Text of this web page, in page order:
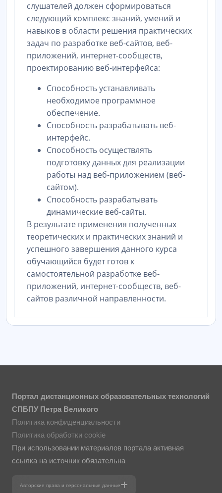
слушателей должен сформироваться
следующий комплекс знаний, умений и
навыков в области решения практических
задач по разработке веб-сайтов, веб-
приложений, интернет-сообществ,
проектированию веб-интерфейса:
Способность устанавливать
необходимое программное
обеспечение.
Способность разрабатывать веб-
интерфейс.
Способность осуществлять
подготовку данных для реализации
работы над веб-приложением (веб-
сайтом).
Способность разрабатывать
динамические веб-сайты.
В результате применения полученных
теоретических и практических знаний и
успешного завершения данного курса
обучающийся будет готов к
самостоятельной разработке веб-
приложений, интернет-сообществ, веб-
сайтов различной направленности.
Портал дистанционных образовательных технологий
СПБПУ Петра Великого
Политика конфиденциальности
Политика обработки cookie
При использовании материалов портала активная
ссылка на источник обязательна
Авторские права и персональные данные
Фотографии размещены с согласия